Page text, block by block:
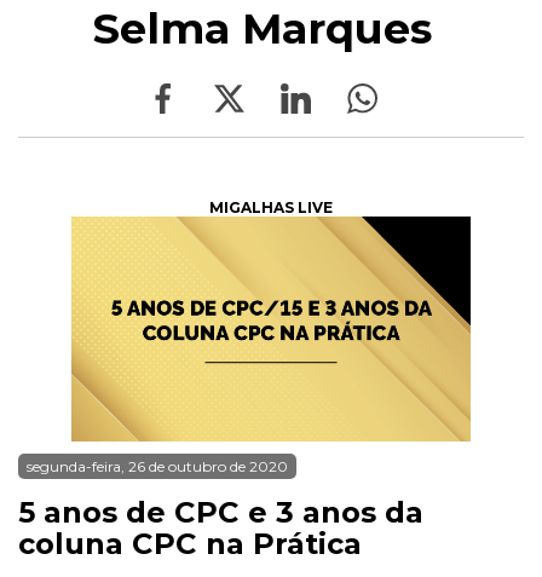
Selma Marques
MIGALHAS LIVE
segunda-feira, 26 de outubro de 2020
5 anos de CPC e 3 anos da
coluna CPC na Prática